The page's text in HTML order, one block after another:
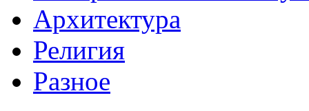
Архитектура
Религия
Разное